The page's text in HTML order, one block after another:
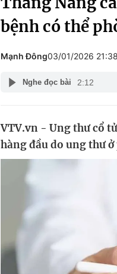
Du lịch
Chất
bệnh có thể
Mạnh Đông03/01/2026
Nghe đọc bài 2:12
VTV.vn - Ung thư cổ
hàng đầu do ung thư